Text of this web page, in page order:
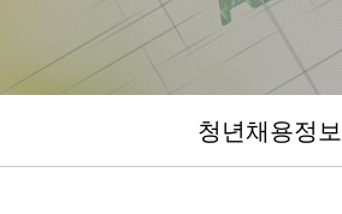
청년채용정보